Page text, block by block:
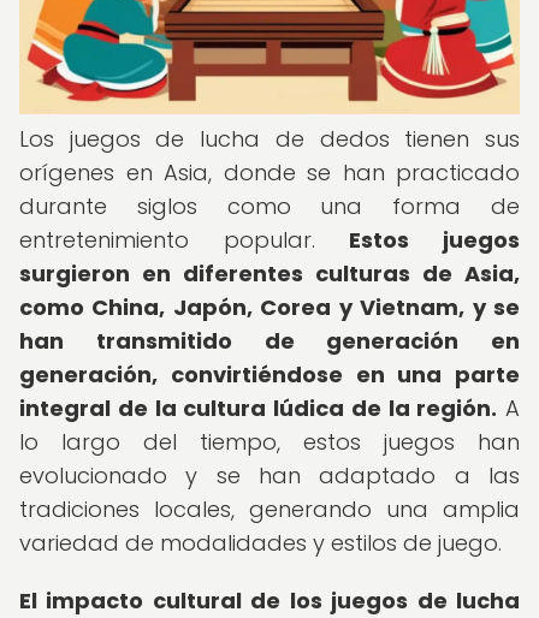
Los juegos de lucha de dedos tienen sus
orígenes en Asia, donde se han practicado
durante siglos como una forma de
entretenimiento popular. Estos juegos
surgieron en diferentes culturas de Asia,
como China, Japón, Corea y Vietnam, y se
han transmitido de generación en
generación, convirtiéndose en una parte
integral de la cultura lúdica de la región. A
lo largo del tiempo, estos juegos han
evolucionado y se han adaptado a las
tradiciones locales, generando una amplia
variedad de modalidades y estilos de juego.
El impacto cultural de los juegos de lucha